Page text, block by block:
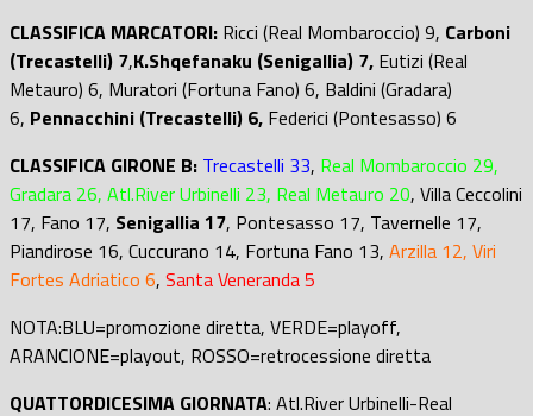
CLASSIFICA MARCATORI: Ricci (Real Mombaroccio) 9, Carboni
(Trecastelli) 7,K.Shqefanaku (Senigallia) 7, Eutizi (Real
Metauro) 6, Muratori (Fortuna Fano) 6, Baldini (Gradara)
6, Pennacchini (Trecastelli) 6, Federici (Pontesasso) 6
CLASSIFICA GIRONE B: Trecastelli 33, Real Mombaroccio 29,
Gradara 26, Atl.River Urbinelli 23, Real Metauro 20, Villa Ceccolini
17, Fano 17, Senigallia 17, Pontesasso 17, Tavernelle 17,
Piandirose 16, Cuccurano 14, Fortuna Fano 13, Arzilla 12, Viri
Fortes Adriatico 6, Santa Veneranda 5
NOTA:BLU=promozione diretta, VERDE=playoff,
ARANCIONE=playout, ROSSO=retrocessione diretta
QUATTORDICESIMA GIORNATA: Atl.River Urbinelli-Real